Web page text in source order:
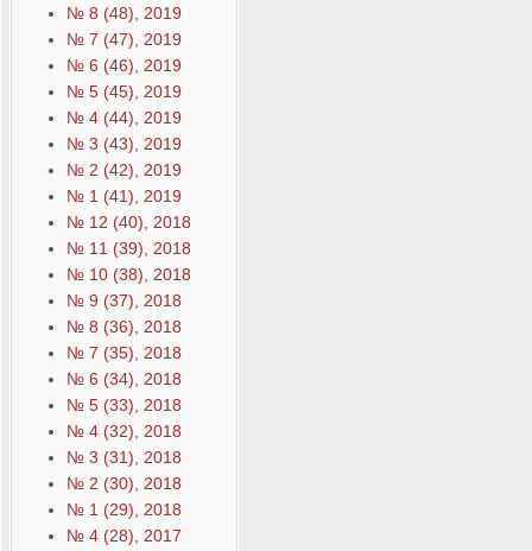
№ 8 (48), 2019
№ 7 (47), 2019
№ 6 (46), 2019
№ 5 (45), 2019
№ 4 (44), 2019
№ 3 (43), 2019
№ 2 (42), 2019
№ 1 (41), 2019
№ 12 (40), 2018
№ 11 (39), 2018
№ 10 (38), 2018
№ 9 (37), 2018
№ 8 (36), 2018
№ 7 (35), 2018
№ 6 (34), 2018
№ 5 (33), 2018
№ 4 (32), 2018
№ 3 (31), 2018
№ 2 (30), 2018
№ 1 (29), 2018
№ 4 (28), 2017